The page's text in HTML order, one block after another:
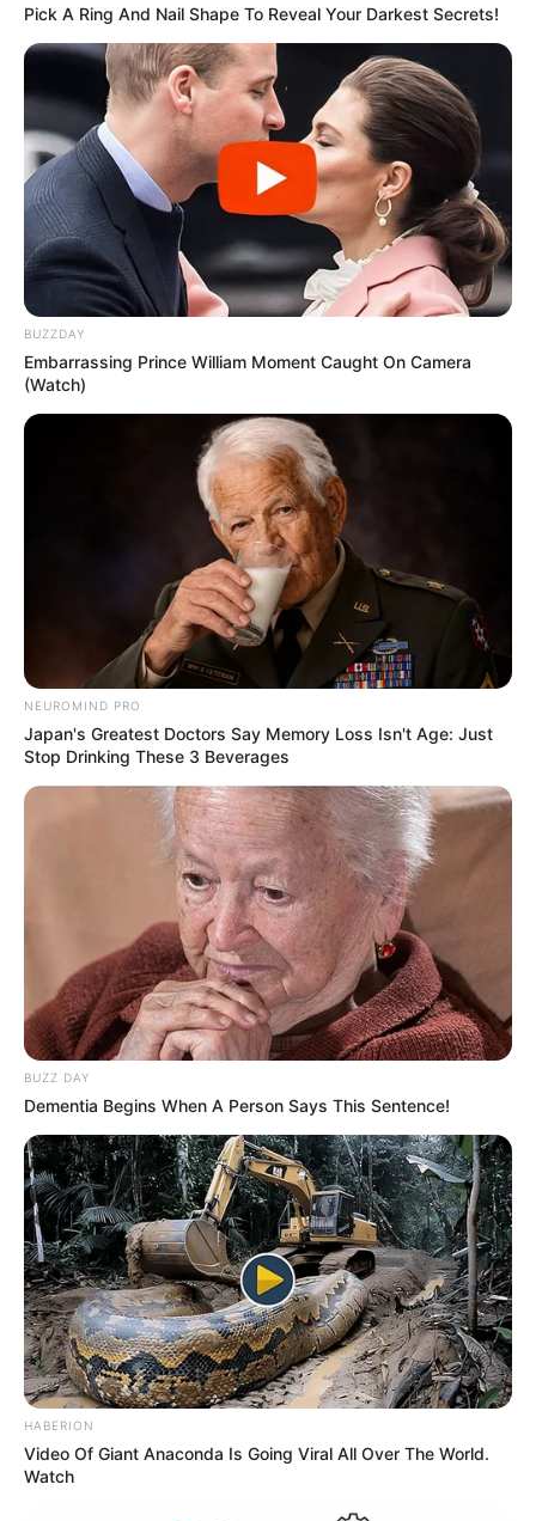
Pick A Ring And Nail Shape To Reveal Your Darkest Secrets!
BUZZDAY
Embarrassing Prince William Moment Caught On Camera
(Watch)
NEUROMIND PRO
Japan's Greatest Doctors Say Memory Loss Isn't Age: Just
Stop Drinking These 3 Beverages
BUZZ DAY
Dementia Begins When A Person Says This Sentence!
HABERION
Video Of Giant Anaconda Is Going Viral All Over The World.
Watch